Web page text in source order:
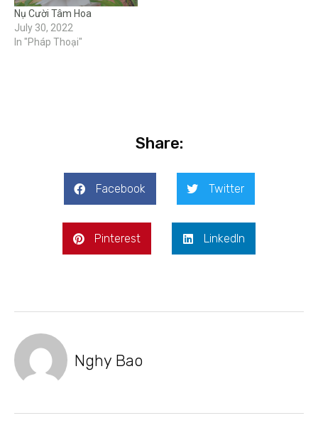
Nụ Cười Tâm Hoa
July 30, 2022
In "Pháp Thoại"
Share:
Facebook Twitter
Pinterest LinkedIn
Nghy Bao